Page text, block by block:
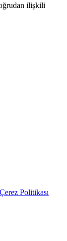
ilişkili
Çerez Politikası